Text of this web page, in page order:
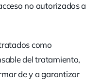
no autorizados a
como
del tratamiento,
de y a garantizar